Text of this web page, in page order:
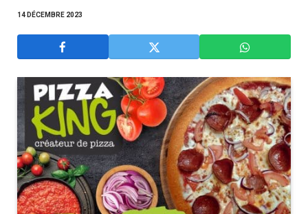
14 DÉCEMBRE 2023